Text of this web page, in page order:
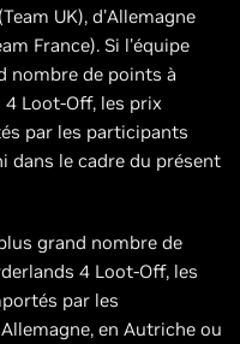
UK), d'Allemagne
France). Si l'équipe
nombre de points à
Loot-Off, les prix
par les participants
dans le cadre du présent
grand nombre de
4 Loot-Off, les
par les
en Autriche ou